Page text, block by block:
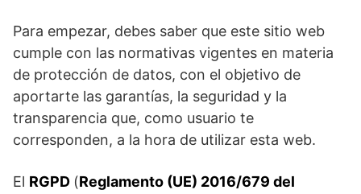
Para empezar, debes saber que este sitio web
cumple con las normativas vigentes en materia
de protección de datos, con el objetivo de
aportarte las garantías, la seguridad y la
transparencia que, como usuario te
corresponden, a la hora de utilizar esta web.
El RGPD (Reglamento (UE) 2016/679 del